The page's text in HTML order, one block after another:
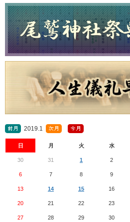
2019.1
日 月 火 水
30 31 1 2
6 7 8 9
13 14 15 16
20 21 22 23
27 28 29 30